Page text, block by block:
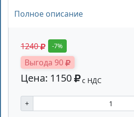
Полное описание
1240 -7%
Выгода 90
Цена: 1150 с НДС
+